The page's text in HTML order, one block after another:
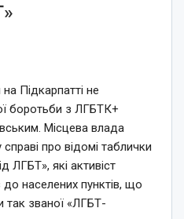
Підкарпатті не
боротьби з ЛГБТК+
Місцева влада
про відомі таблички
ЛГБТ», які активіст
до населених пунктів, що
так званої «ЛГБТ-